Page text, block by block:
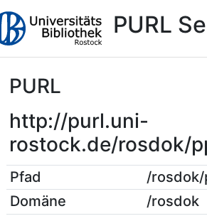
PURL
PURL
http://purl.uni-
rostock.de/rosdok/
Pfad
/
Domäne
/rosdok